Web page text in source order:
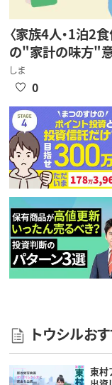
〈家族4人・1泊2
の"家計の味方"
しま
0
トウシルお
東村